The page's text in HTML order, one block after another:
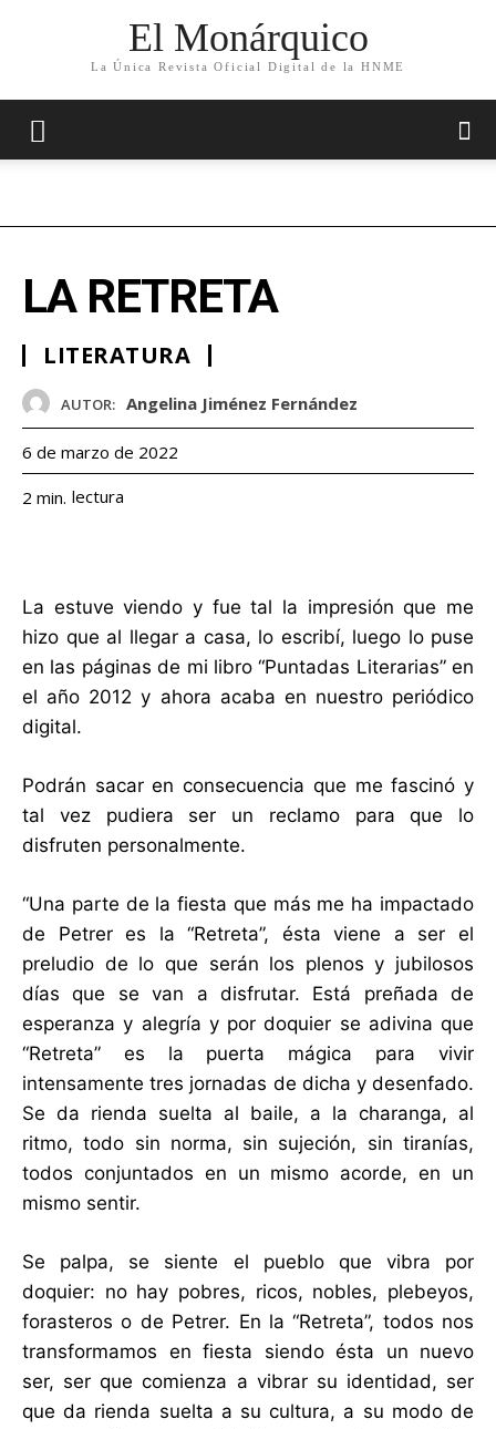
El Monárquico
La Única Revista Oficial Digital de la HNME
LA RETRETA
LITERATURA
AUTOR: Angelina Jiménez Fernández
6 de marzo de 2022
2 min. lectura
La estuve viendo y fue tal la impresión que me
hizo que al llegar a casa, lo escribí, luego lo puse
en las páginas de mi libro “Puntadas Literarias” en
el año 2012 y ahora acaba en nuestro periódico
digital.
Podrán sacar en consecuencia que me fascinó y
tal vez pudiera ser un reclamo para que lo
disfruten personalmente.
“Una parte de la fiesta que más me ha impactado
de Petrer es la “Retreta”, ésta viene a ser el
preludio de lo que serán los plenos y jubilosos
días que se van a disfrutar. Está preñada de
esperanza y alegría y por doquier se adivina que
“Retreta” es la puerta mágica para vivir
intensamente tres jornadas de dicha y desenfado.
Se da rienda suelta al baile, a la charanga, al
ritmo, todo sin norma, sin sujeción, sin tiranías,
todos conjuntados en un mismo acorde, en un
mismo sentir.
Se palpa, se siente el pueblo que vibra por
doquier: no hay pobres, ricos, nobles, plebeyos,
forasteros o de Petrer. En la “Retreta”, todos nos
transformamos en fiesta siendo ésta un nuevo
ser, ser que comienza a vibrar su identidad, ser
que da rienda suelta a su cultura, a su modo de